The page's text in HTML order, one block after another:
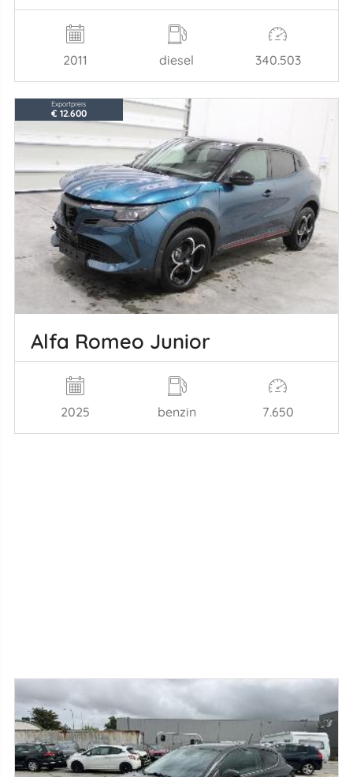
2011 diesel 340.503
Exportpreis
€ 12.600
Alfa Romeo Junior
2025 benzin 7.650